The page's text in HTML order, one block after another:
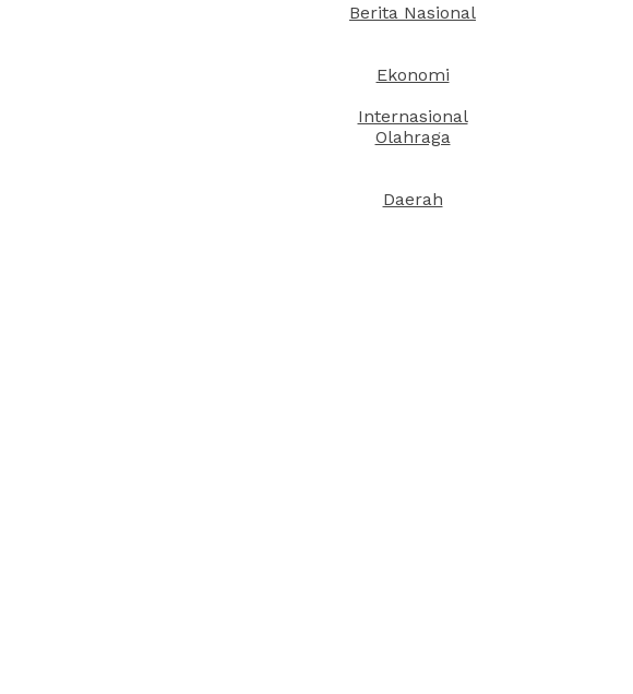
Berita Nasional
Ekonomi
Internasional
Olahraga
Daerah